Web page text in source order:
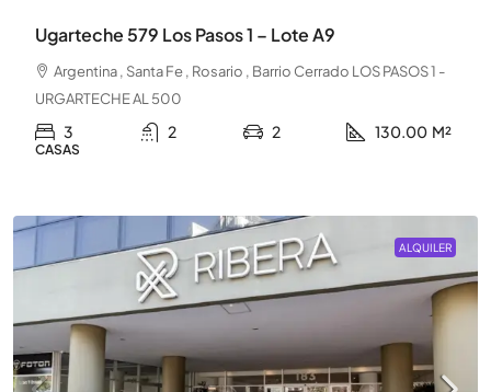
Ugarteche 579 Los Pasos 1 – Lote A9
Argentina , Santa Fe , Rosario , Barrio Cerrado LOS PASOS 1 -
URGARTECHE AL 500
3 2 2 130.00 M²
CASAS
ALQUILER